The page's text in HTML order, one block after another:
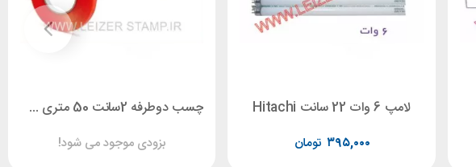
لامپ 6 وات 22 سانت Hitachi
تومان ۳۹۵,۰۰۰
چسب دوطرفه 2سانت 50 متری TAT
بزودی موجود می شود!